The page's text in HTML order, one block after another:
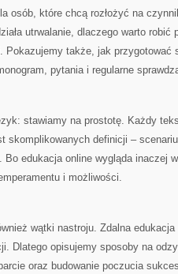
osób, które chcą rozłożyć na
utrwalanie, dlaczego warto robić
Pokazujemy także, jak przygotować
pytania i regularne
stawiamy na prostotę. Każdy
skomplikowanych definicji –
Bo edukacja online wygląda inaczej
i możliwości.
wątki nastroju. Zdalna edukacja
Dlatego opisujemy sposoby na
oraz budowanie poczucia